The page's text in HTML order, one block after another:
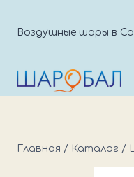
Воздушные шары в
Главная / Каталог /